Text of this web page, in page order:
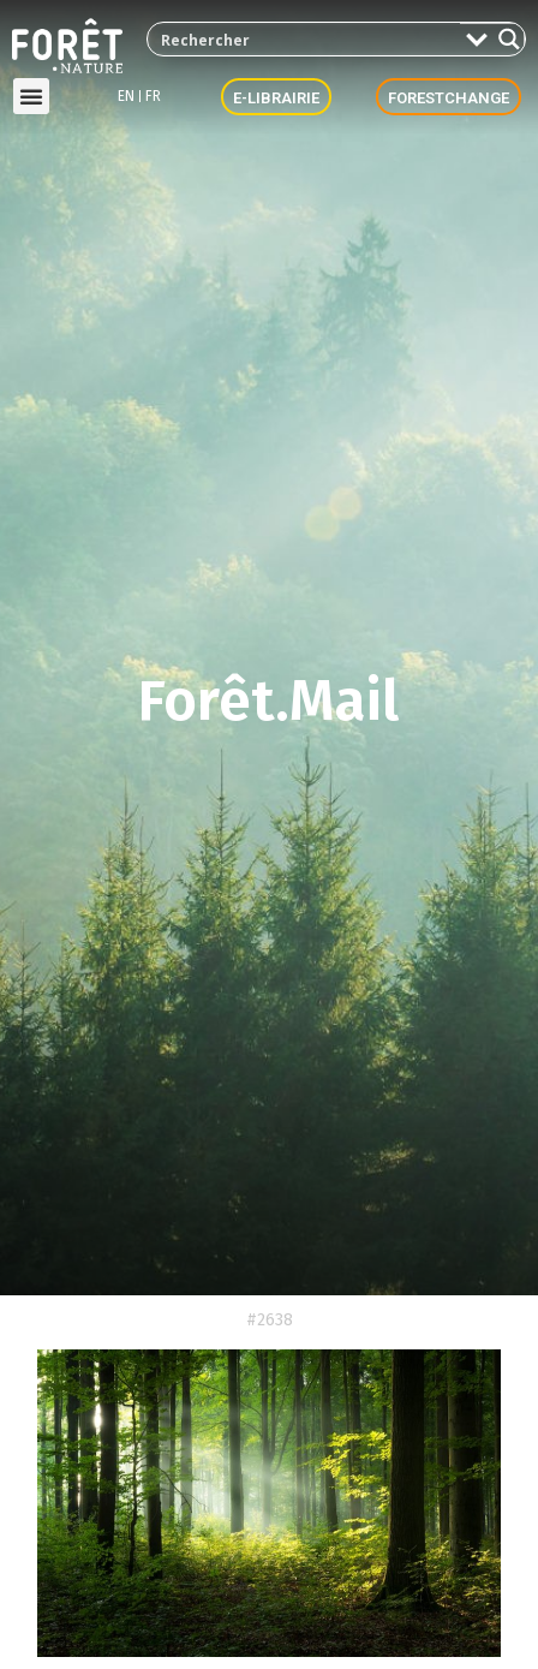
EN FR E-LIBRAIRIE FORESTCHANGE
Forêt.Mail
#2638